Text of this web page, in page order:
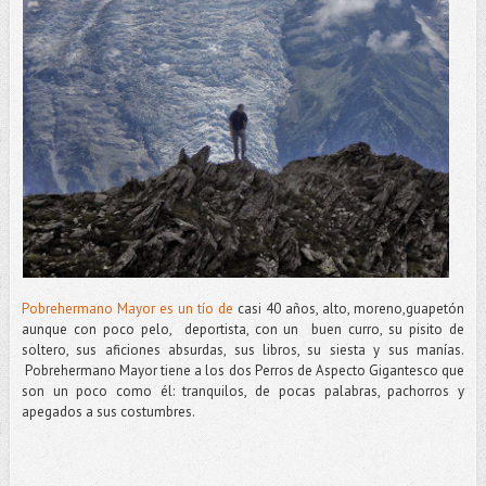
Pobrehermano Mayor es un tío de casi 40 años, alto, moreno,guapetón
aunque con poco pelo, deportista, con un buen curro, su pisito de
soltero, sus aficiones absurdas, sus libros, su siesta y sus manías.
Pobrehermano Mayor tiene a los dos Perros de Aspecto Gigantesco que
son un poco como él: tranquilos, de pocas palabras, pachorros y
apegados a sus costumbres.